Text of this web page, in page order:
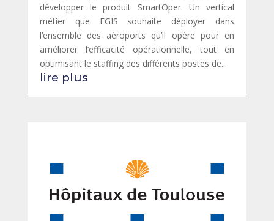
développer le produit SmartOper. Un vertical
métier que EGIS souhaite déployer dans
l’ensemble des aéroports qu’il opère pour en
améliorer l’efficacité opérationnelle, tout en
optimisant le staffing des différents postes de...
lire plus